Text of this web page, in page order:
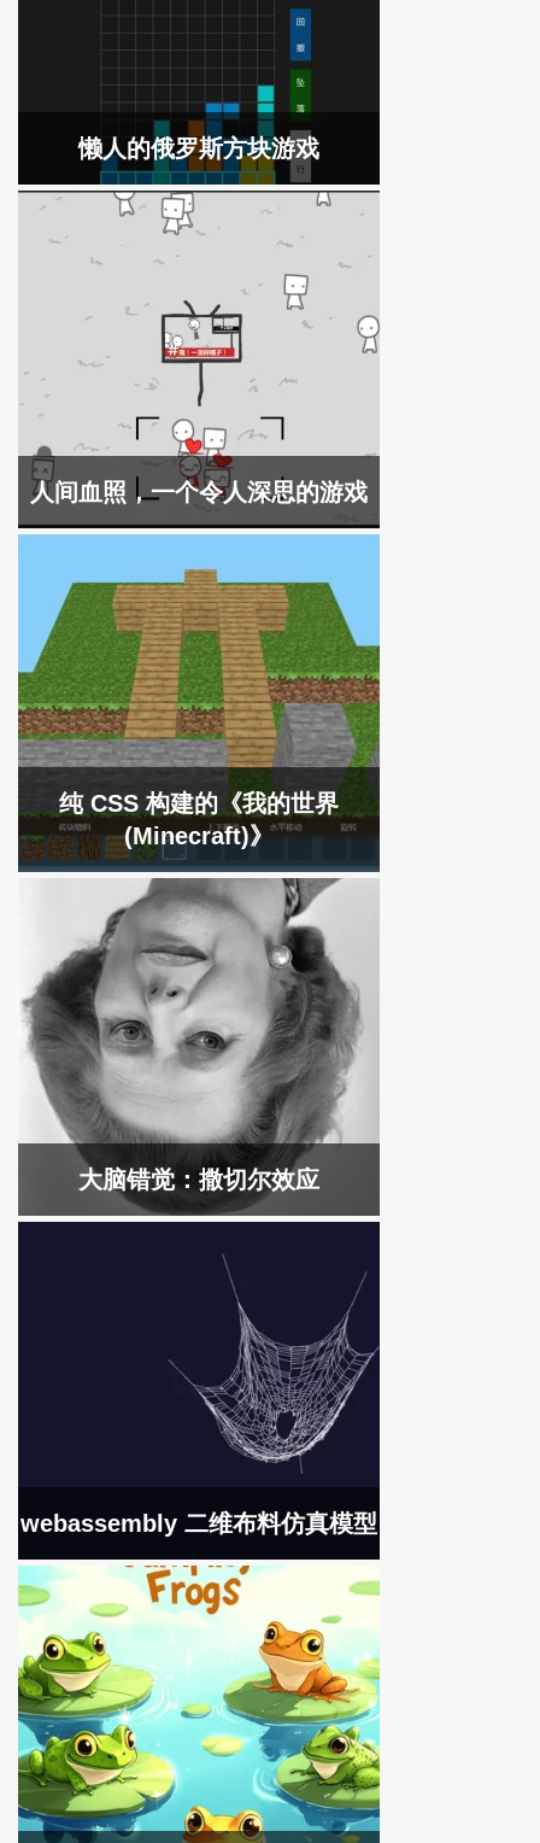
懒人的俄罗斯方块游戏
人间血照，一个令人深思的游戏
纯 CSS 构建的《我的世界
(Minecraft)》
大脑错觉：撒切尔效应
webassembly 二维布料仿真模型